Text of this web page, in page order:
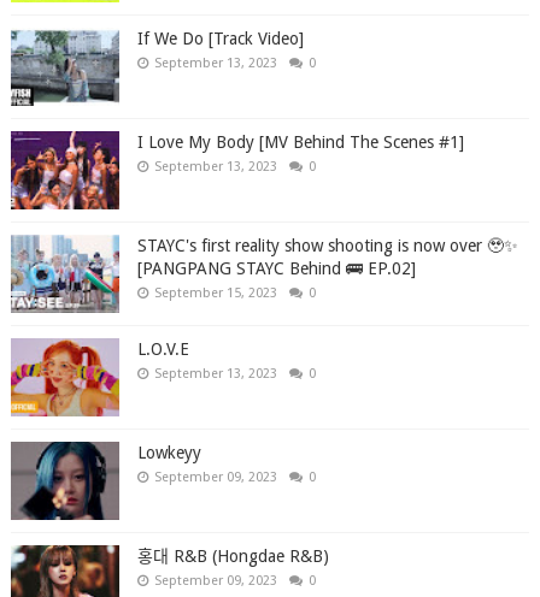
If We Do [Track Video]
September 13, 2023 0
I Love My Body [MV Behind The Scenes #1]
September 13, 2023 0
STAYC's first reality show shooting is now over 🥹✨
[PANGPANG STAYC Behind 🚌 EP.02]
September 15, 2023 0
L.O.V.E
September 13, 2023 0
Lowkeyy
September 09, 2023 0
홍대 R&B (Hongdae R&B)
September 09, 2023 0